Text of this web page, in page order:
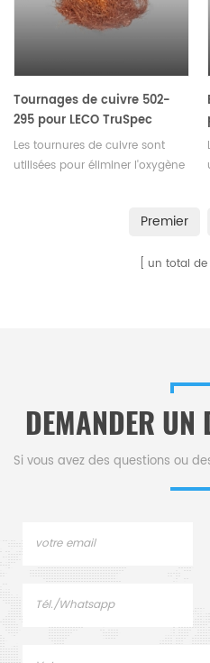
Tournages de cuivre 502-
295 pour LECO TruSpec
Les tournures de cuivre sont
utilisées pour éliminer l'oxygène
Premier
un total de
DEMANDER UN